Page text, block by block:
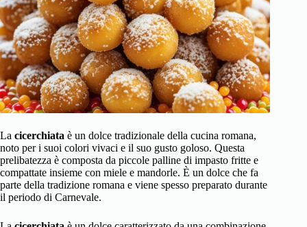
La cicerchiata è un dolce tradizionale della cucina romana,
noto per i suoi colori vivaci e il suo gusto goloso. Questa
prelibatezza è composta da piccole palline di impasto fritte e
compattate insieme con miele e mandorle. È un dolce che fa
parte della tradizione romana e viene spesso preparato durante
il periodo di Carnevale.